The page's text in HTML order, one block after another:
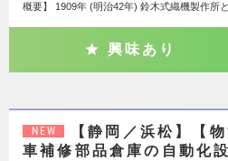
概要】 1909年 (明治42年) 鈴木式織機製作所
興味あり
NEW
【静岡／浜松】【
車補修部品倉庫の自動化